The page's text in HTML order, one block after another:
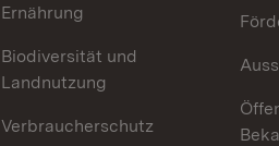
Ernährung
Biodiversität und
Landnutzung
Verbraucherschutz